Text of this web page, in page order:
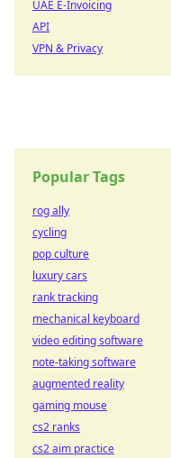
UAE E-Invoicing
API
VPN & Privacy
Popular Tags
rog ally
cycling
pop culture
luxury cars
rank tracking
mechanical keyboard
video editing software
note-taking software
augmented reality
gaming mouse
cs2 ranks
cs2 aim practice